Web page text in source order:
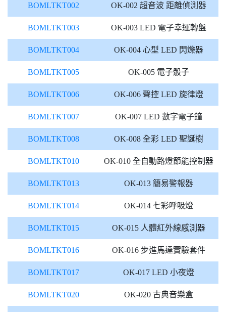
BOMLTKT002 OK-002 超音波 距離偵測器
BOMLTKT003 OK-003 LED 電子幸運轉盤
BOMLTKT004 OK-004 心型 LED 閃爍器
BOMLTKT005 OK-005 電子骰子
BOMLTKT006 OK-006 聲控 LED 旋律燈
BOMLTKT007 OK-007 LED 數字電子鐘
BOMLTKT008 OK-008 全彩 LED 聖誕樹
BOMLTKT010 OK-010 全自動路燈節能控制器
BOMLTKT013 OK-013 簡易警報器
BOMLTKT014 OK-014 七彩呼吸燈
BOMLTKT015 OK-015 人體紅外線感測器
BOMLTKT016 OK-016 步進馬達實驗套件
BOMLTKT017 OK-017 LED 小夜燈
BOMLTKT020 OK-020 古典音樂盒